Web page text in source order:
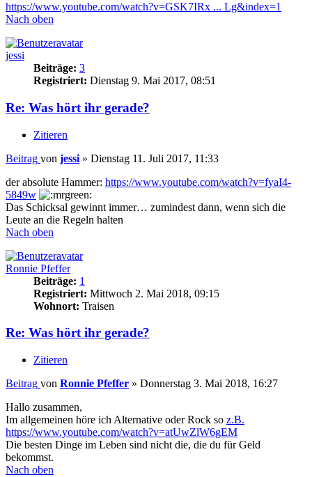
https://www.youtube.com/watch?v=GSK7IRx ... Lg&index=1
Nach oben
jessi
Beiträge: 3
Registriert: Dienstag 9. Mai 2017, 08:51
Re: Was hört ihr gerade?
Zitieren
Beitrag von jessi » Dienstag 11. Juli 2017, 11:33
der absolute Hammer: https://www.youtube.com/watch?v=fyaI4-
5849w
Das Schicksal gewinnt immer… zumindest dann, wenn sich die
Leute an die Regeln halten
Nach oben
Ronnie Pfeffer
Beiträge: 1
Registriert: Mittwoch 2. Mai 2018, 09:15
Wohnort: Traisen
Re: Was hört ihr gerade?
Zitieren
Beitrag von Ronnie Pfeffer » Donnerstag 3. Mai 2018, 16:27
Hallo zusammen,
Im allgemeinen höre ich Alternative oder Rock so z.B.
https://www.youtube.com/watch?v=atUwZlW6gEM
Die besten Dinge im Leben sind nicht die, die du für Geld
bekommst.
Nach oben